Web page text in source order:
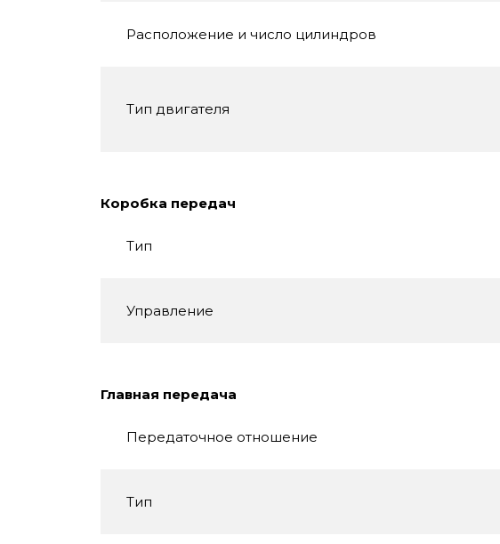
Расположение и число цилиндров
Тип двигателя
Коробка передач
Тип
Управление
Главная передача
Передаточное отношение
Тип